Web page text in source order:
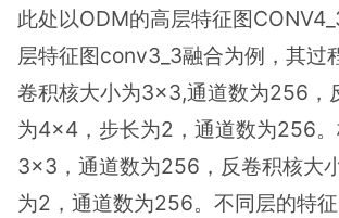
此处以ODM的高层特征图
层特征图conv3_3融合为例，其过
卷积核大小为3×3,通道数为256，
为4×4，步长为2，通道数为256
3×3，通道数为256，反卷积核大
为2，通道数为256。不同层的特